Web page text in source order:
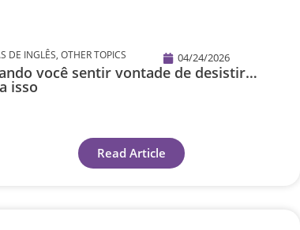
DE INGLÊS,OTHER TOPICS 04/24/2026
você sentir vontade de desistir…
isso
Read Article